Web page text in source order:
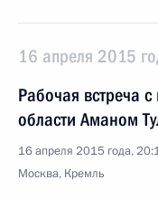
16 апреля 2015
Рабочая встреча
области Аманом
16 апреля 2015 года,
Москва, Кремль